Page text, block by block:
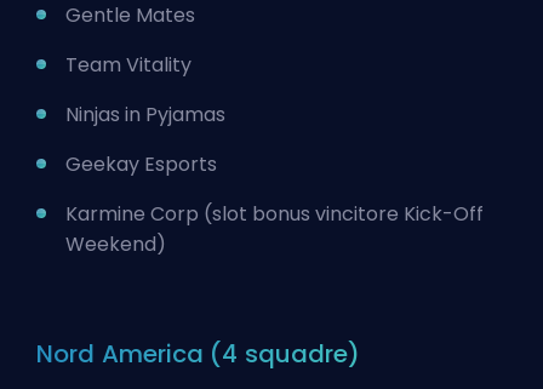
Gentle Mates
Team Vitality
Ninjas in Pyjamas
Geekay Esports
Karmine Corp (slot bonus vincitore Kick-Off
Weekend)
Nord America (4 squadre)